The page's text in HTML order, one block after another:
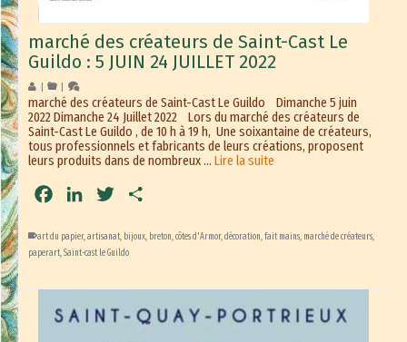
marché des créateurs de Saint-Cast Le
Guildo : 5 JUIN 24 JUILLET 2022
marché des créateurs de Saint-Cast Le Guildo Dimanche 5 juin
2022 Dimanche 24 Juillet 2022 Lors du marché des créateurs de
Saint-Cast Le Guildo , de 10 h à 19 h, Une soixantaine de créateurs,
tous professionnels et fabricants de leurs créations, proposent
leurs produits dans de nombreux … Lire la suite
FacebookLinkedInTwitter
art du papier,artisanat, bijoux, breton,côtes d'Armor,décoration,fait mains, marché de créateurs,
paperart,Saint-cast le Guildo